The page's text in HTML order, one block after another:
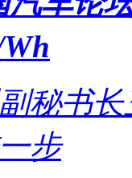
秘书
步